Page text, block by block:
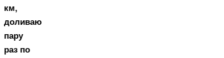
км,
доливаю
пару
раз по